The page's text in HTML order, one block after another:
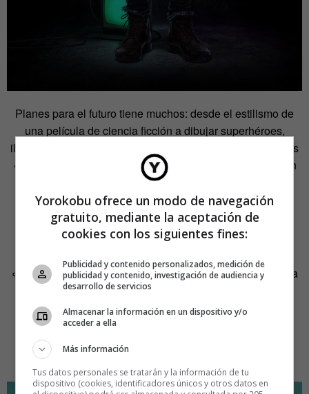
Planes para el futuro tiene muchos: desde el estilismo de
una película de ciencia ficción a dibujar superhéroes,
ilustrar los clásicos de terror, rehacer ilustraciones antiguas
«con la visión y la madurez de ahora», una exposición, un
libro de mis ilustraciones… Pero, sobre todo, «seguir
viviendo de esto».
Vrigit Smith
«¡Reivindiquemos lo cursi!».Vrigit Smith lanza la arenga
después de calificar su propio estilo como tal. Esta
diseñadora gráfica se cataloga también como una
apasionada del retrato, el universo femenino y de las
emociones. De hecho, su pintura, dice, «es una forma de
expresar cosas que con palabras no puedo. Es terapia».
Yorokobu ofrece un modo de navegación
gratuito, mediante la aceptación de
cookies con los siguientes fines:
Publicidad y contenido personalizados, medición de
publicidad y contenido, investigación de audiencia y
desarrollo de servicios
Almacenar la información en un dispositivo y/o
acceder a ella
Más información
Tus datos personales se tratarán y la información de tu
dispositivo (cookies, identificadores únicos y otros datos en